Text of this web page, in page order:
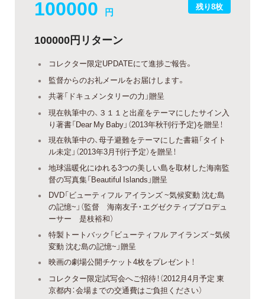
残り8枚
100000 円
100000円リターン
コレクター限定UPDATEにて進捗ご報告。
監督からのお礼メールをお届けします。
共著「ドキュメンタリーの力」贈呈
現在執筆中の、３１１と出産をテーマにしたサイン入
り著書「Dear My Baby」（2013年秋刊行予定)を贈呈！
現在執筆中の、母子避難をテーマにした書籍「タイト
ル未定」（2013年3月刊行予定）を贈呈！
地球温暖化にゆれる3つの美しい島を取材した海南監
督の写真集「Beautiful Islands」贈呈
DVD「ビューティフル アイランズ ~気候変動 沈む島
の記憶~」（監督 海南友子・エグゼクティブプロデュ
ーサー 是枝裕和）
特製トートバック「ビューティフル アイランズ ~気候
変動 沈む島の記憶~」贈呈
映画の劇場公開チケット4枚をプレゼント！
コレクター限定試写会へご招待！（2012月4月予定 東
京都内：会場までの交通費はご負担ください）